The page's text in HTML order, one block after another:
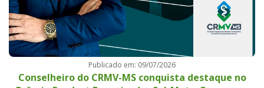
Publicado em: 09/07/2026
Conselheiro do CRMV-MS conquista destaque no
Prêmio Fundect Pesquisador Sul-Mato-Grossense